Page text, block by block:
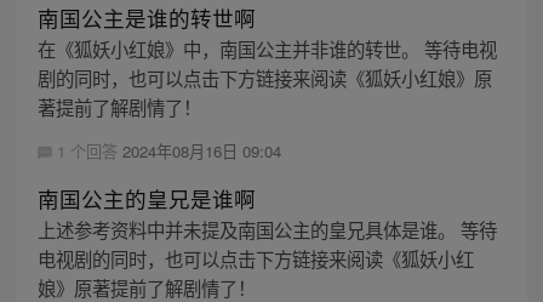
南国公主是谁的转世啊
在《狐妖小红娘》中，南国公主并非谁的转世。 等待电视
剧的同时，也可以点击下方链接来阅读《狐妖小红娘》原
著提前了解剧情了！
1 个回答 2024年08月16日 09:04
南国公主的皇兄是谁啊
上述参考资料中并未提及南国公主的皇兄具体是谁。 等待
电视剧的同时，也可以点击下方链接来阅读《狐妖小红
娘》原著提前了解剧情了！